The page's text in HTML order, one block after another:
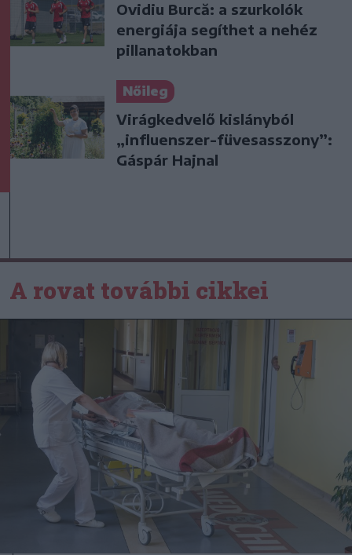
Ovidiu Burcă: a szurkolók
energiája segíthet a nehéz
pillanatokban
Nőileg
Virágkedvelő kislányból
„influenszer-füvesasszony”:
Gáspár Hajnal
A rovat további cikkei